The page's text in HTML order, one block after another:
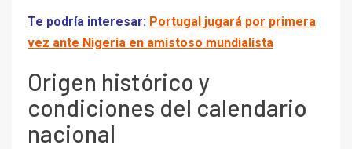
Te podría interesar: Portugal jugará por primera
vez ante Nigeria en amistoso mundialista
Origen histórico y
condiciones del calendario
nacional